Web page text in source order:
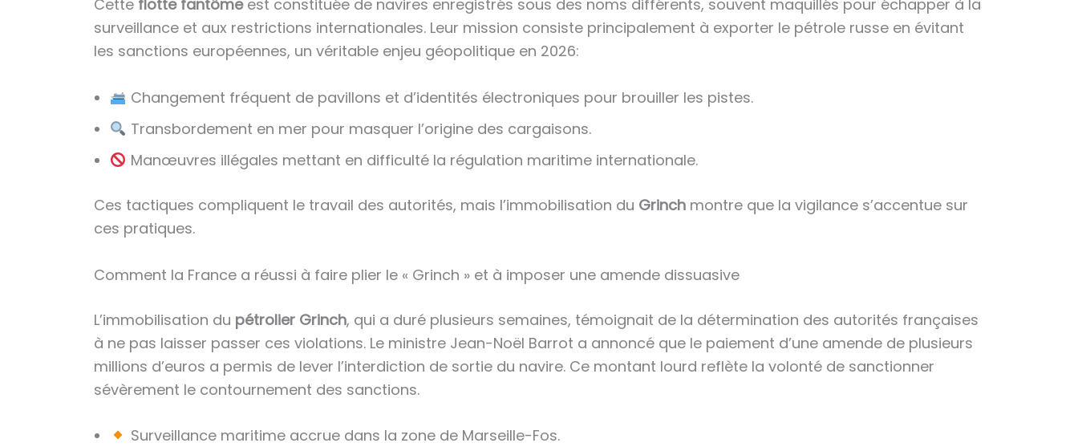
Cette flotte fantômeest constituée de navires enregistrés sous des noms différents, souvent maquillés pour échapper à la
surveillance et aux restrictions internationales. Leur mission consiste principalement à exporter le pétrole russe en évitant
les sanctions européennes, un véritable enjeu géopolitique en 2026:
Changement fréquent de pavillons et d’identités électroniques pour brouiller les pistes.
Transbordement en mer pour masquer l’origine des cargaisons.
Manœuvres illégales mettant en difficulté la régulation maritime internationale.
Ces tactiques compliquent le travail des autorités, mais l’immobilisation du Grinch montre que la vigilance s’accentue sur
ces pratiques.
Comment la France a réussi à faire plier le « Grinch » et à imposer une amende dissuasive
L’immobilisation du pétrolier Grinch, qui a duré plusieurs semaines, témoignait de la détermination des autorités françaises
à ne pas laisser passer ces violations. Le ministre Jean-Noël Barrot a annoncé que le paiement d’une amende de plusieurs
millions d’euros a permis de lever l’interdiction de sortie du navire. Ce montant lourd reflète la volonté de sanctionner
sévèrement le contournement des sanctions.
Surveillance maritime accrue dans la zone de Marseille-Fos.